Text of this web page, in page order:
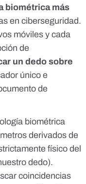
biométrica más
en ciberseguridad.
móviles y cada
de
un dedo sobre
único e
de
biométrica
derivados de
físico del
dedo).
coincidencias